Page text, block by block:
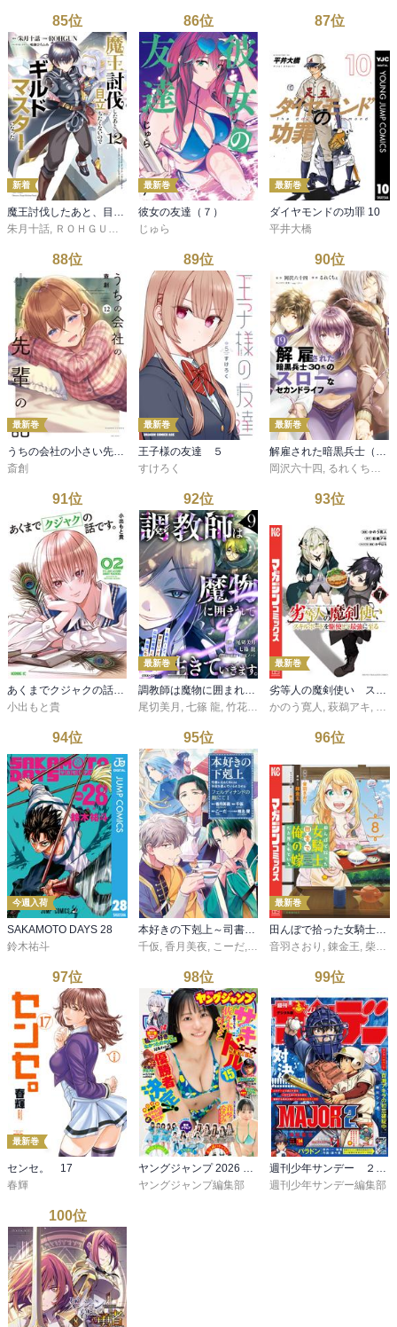
85位
新着
魔王討伐したあと、目立ちたくないのでギルドマスターになった１２
朱月十話, ＲＯＨＧＵＮ 鳴瀬ひろふみ
86位
最新巻
彼女の友達（７）
じゅら
87位
最新巻
ダイヤモンドの功罪 10
平井大橋
88位
最新巻
斎創
89位
最新巻
王子様の友達 ５
すけろく
90位
最新巻
岡沢六十四 るれくちぇ
91位
あくまでクジャクの話です。（２）
小出もと貴
92位
最新巻
調教師は魔物に囲まれて生きていきます。～勇者パーティーに置いていかれたけど、伝説の魔物と出会い最強になってた～9巻
尾切美月 , 七篠 龍, 竹花ノート
93位
最新巻
劣等人の魔剣使い スキルボードを駆使して最強に至る（７）
かのう寛人 , 萩鵜アキ, か
94位
今週入荷
SAKAMOTO DAYS 28
鈴木祐斗
95位
千仮 香月美夜 こーだ 椎名優
96位
最新巻
音羽さおり
錬金王 柴乃櫂人
97位
最新巻
センセ。 17
春輝
98位
ヤングジャンプ 2026 No.32
ヤングジャンプ編集部
99位
週刊少年サンデー ２０２６年３４号（２０２６年７月２２日発売号）
週刊少年サンデー編集部
100位